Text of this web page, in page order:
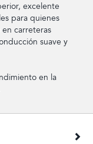
excelente
para quienes
carreteras
suave y
en la